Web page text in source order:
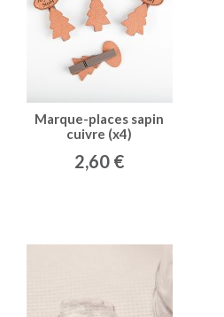
Marque-places sapin
cuivre (x4)
2,60 €